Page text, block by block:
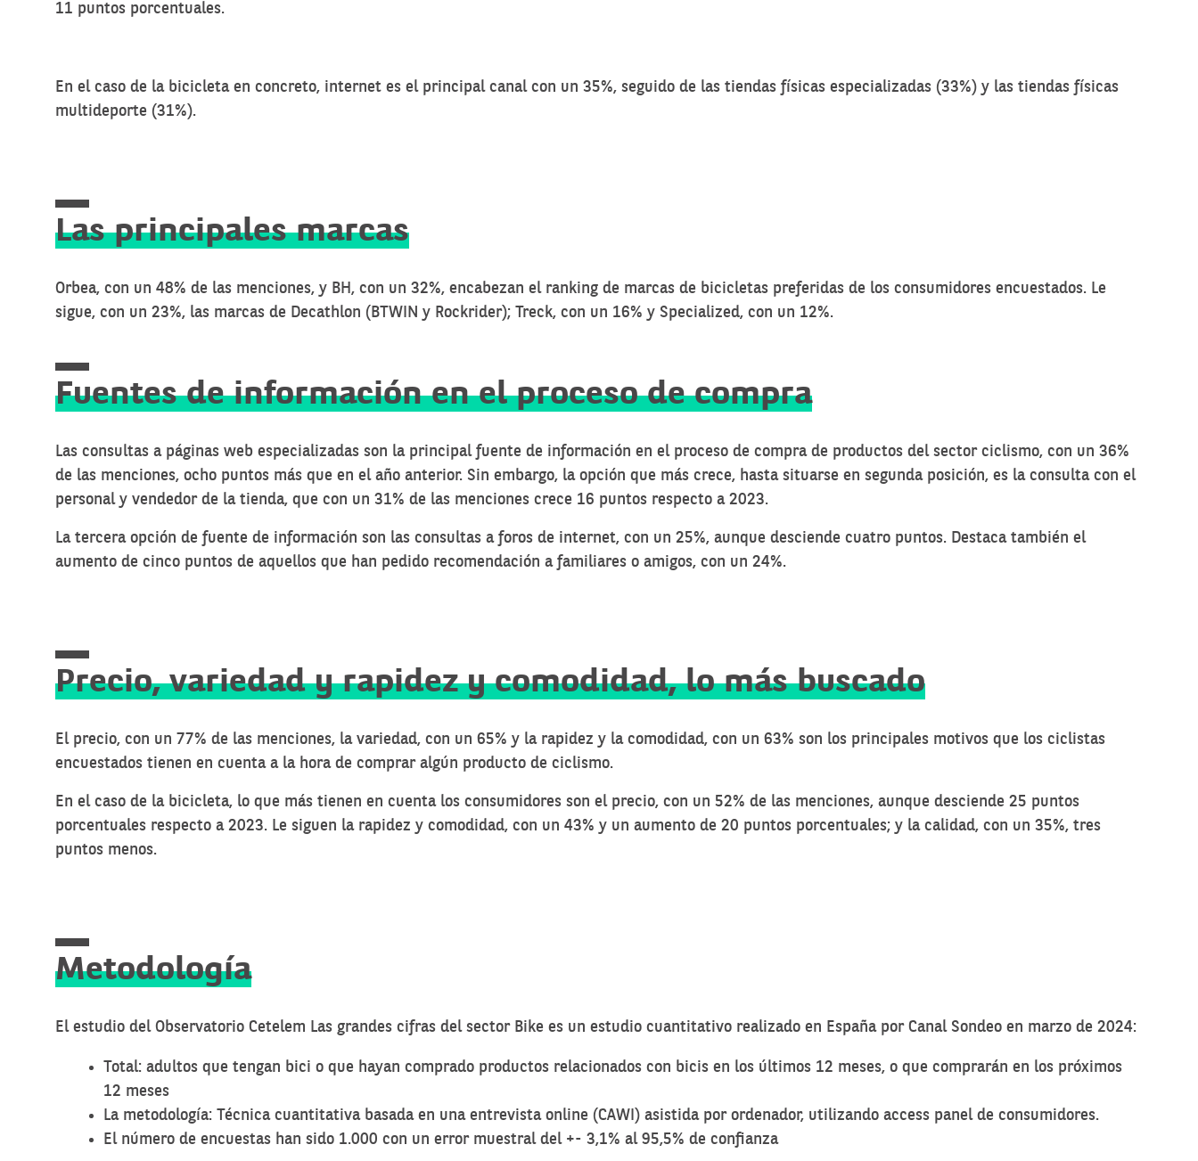
11 puntos porcentuales.
En el caso de la bicicleta en concreto, internet es el principal canal con un 35%, seguido de las tiendas físicas especializadas (33%) y las tiendas físicas
multideporte (31%).
Las principales marcas
Orbea, con un 48% de las menciones, y BH, con un 32%, encabezan el ranking de marcas de bicicletas preferidas de los consumidores encuestados. Le
sigue, con un 23%, las marcas de Decathlon (BTWIN y Rockrider); Treck, con un 16% y Specialized, con un 12%.
Fuentes de información en el proceso de compra
Las consultas a páginas web especializadas son la principal fuente de información en el proceso de compra de productos del sector ciclismo, con un 36%
de las menciones, ocho puntos más que en el año anterior. Sin embargo, la opción que más crece, hasta situarse en segunda posición, es la consulta con el
personal y vendedor de la tienda, que con un 31% de las menciones crece 16 puntos respecto a 2023.
La tercera opción de fuente de información son las consultas a foros de internet, con un 25%, aunque desciende cuatro puntos. Destaca también el
aumento de cinco puntos de aquellos que han pedido recomendación a familiares o amigos, con un 24%.
Precio, variedad y rapidez y comodidad, lo más buscado
El precio, con un 77% de las menciones, la variedad, con un 65% y la rapidez y la comodidad, con un 63% son los principales motivos que los ciclistas
encuestados tienen en cuenta a la hora de comprar algún producto de ciclismo.
En el caso de la bicicleta, lo que más tienen en cuenta los consumidores son el precio, con un 52% de las menciones, aunque desciende 25 puntos
porcentuales respecto a 2023. Le siguen la rapidez y comodidad, con un 43% y un aumento de 20 puntos porcentuales; y la calidad, con un 35%, tres
puntos menos.
Metodología
El estudio del Observatorio Cetelem Las grandes cifras del sector Bike es un estudio cuantitativo realizado en España por Canal Sondeo en marzo de 2024:
Total: adultos que tengan bici o que hayan comprado productos relacionados con bicis en los últimos 12 meses, o que comprarán en los próximos
12 meses
La metodología: Técnica cuantitativa basada en una entrevista online (CAWI) asistida por ordenador, utilizando access panel de consumidores.
El número de encuestas han sido 1.000 con un error muestral del +- 3,1% al 95,5% de confianza